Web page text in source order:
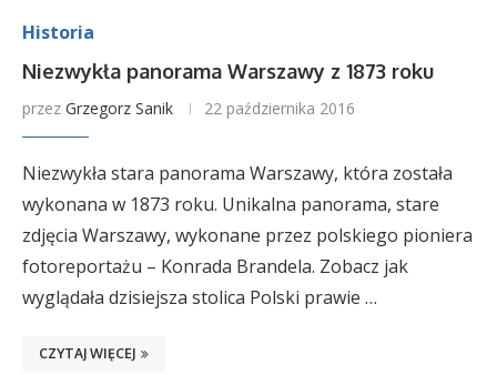
Historia
Niezwykła panorama Warszawy z 1873 roku
przez Grzegorz Sanik 22 października 2016
Niezwykła stara panorama Warszawy, która została
wykonana w 1873 roku. Unikalna panorama, stare
zdjęcia Warszawy, wykonane przez polskiego pioniera
fotoreportażu – Konrada Brandela. Zobacz jak
wyglądała dzisiejsza stolica Polski prawie …
CZYTAJ WIĘCEJ